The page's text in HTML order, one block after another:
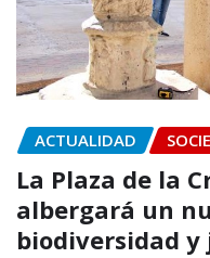
ACTUALIDAD
La Plaza de la
albergará un
biodiversidad